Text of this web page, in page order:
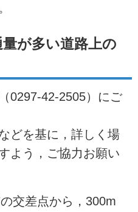
が多い道路上の
0297-42-2505）にご
どを基に，詳しく場
よう，ご協力お願い
交差点から，300m